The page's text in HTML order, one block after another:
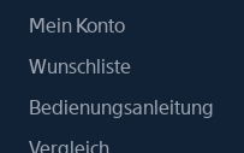
Mein Konto
Wunschliste
Bedienungsanleitung